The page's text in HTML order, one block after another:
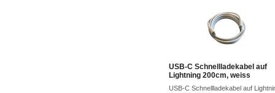
USB-C Schnellladekabel auf
Lightning 200cm, weiss
USB-C Schnellladekabel auf